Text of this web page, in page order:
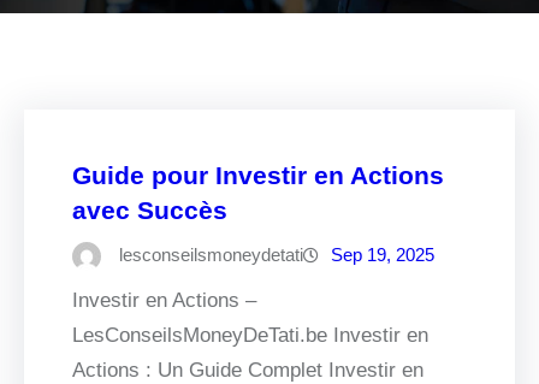
Guide pour Investir en Actions
avec Succès
lesconseilsmoneydetati Sep 19, 2025
Investir en Actions –
LesConseilsMoneyDeTati.be Investir en
Actions : Un Guide Complet Investir en